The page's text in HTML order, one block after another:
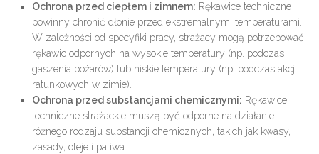
Ochrona przed ciepłem i zimnem: Rękawice techniczne
powinny chronić dłonie przed ekstremalnymi temperaturami.
W zależności od specyfiki pracy, strażacy mogą potrzebować
rękawic odpornych na wysokie temperatury (np. podczas
gaszenia pożarów) lub niskie temperatury (np. podczas akcji
ratunkowych w zimie).
Ochrona przed substancjami chemicznymi: Rękawice
techniczne strażackie muszą być odporne na działanie
różnego rodzaju substancji chemicznych, takich jak kwasy,
zasady, oleje i paliwa.